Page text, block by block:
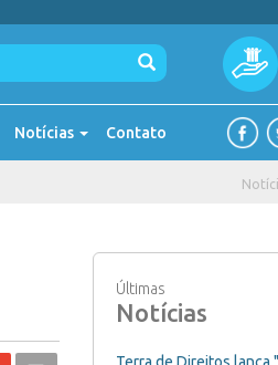
Notícias Contato
Últimas
Notícias